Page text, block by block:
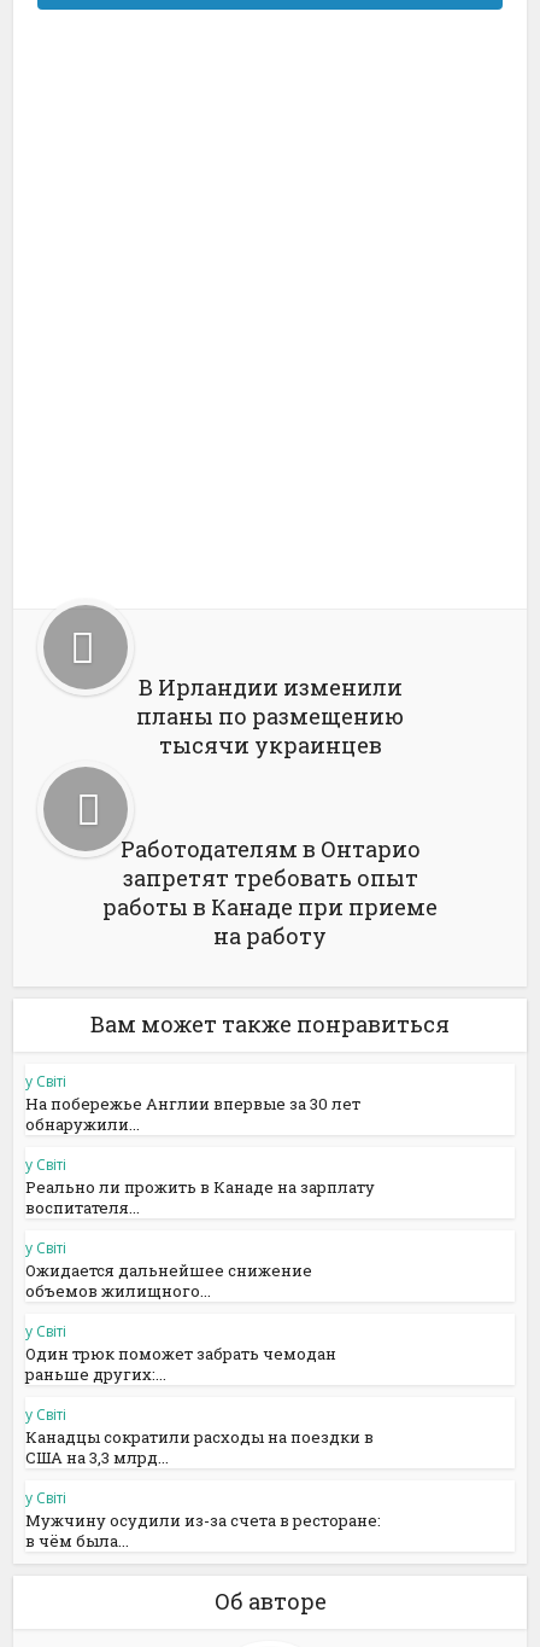
В Ирландии изменили
планы по размещению
тысячи украинцев
Работодателям в Онтарио
запретят требовать опыт
работы в Канаде при приеме
на работу
Вам может также понравиться
у Світі
На побережье Англии впервые за 30 лет
обнаружили...
у Світі
Реально ли прожить в Канаде на зарплату
воспитателя...
у Світі
Ожидается дальнейшее снижение
объемов жилищного...
у Світі
Один трюк поможет забрать чемодан
раньше других:...
у Світі
Канадцы сократили расходы на поездки в
США на 3,3 млрд...
у Світі
Мужчину осудили из-за счета в ресторане:
в чём была...
Об авторе